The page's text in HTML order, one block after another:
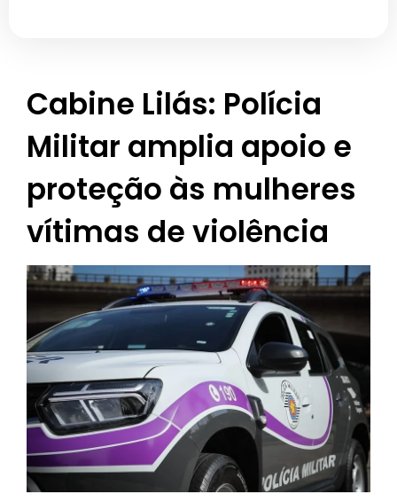
Cabine Lilás: Polícia
Militar amplia apoio e
proteção às mulheres
vítimas de violência